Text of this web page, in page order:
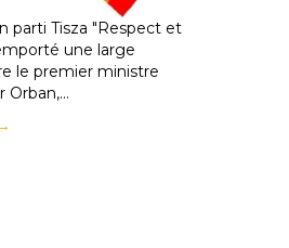
conservateur Peter
parti Tisza "Respect et
une large
le premier ministre
Orban,…